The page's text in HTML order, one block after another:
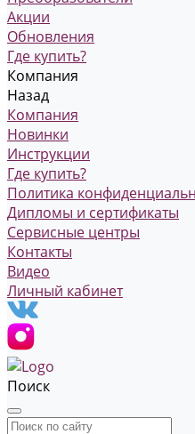
Акции
Обновления
Где купить?
Компания
Назад
Компания
Новинки
Инструкции
Где купить?
Политика
Дипломы и сертификаты
Сервисные центры
Контакты
Видео
Личный кабинет
Поиск